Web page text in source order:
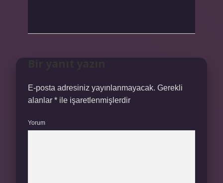
E-posta adresiniz yayınlanmayacak. Gerekli
alanlar * ile işaretlenmişlerdir
Yorum